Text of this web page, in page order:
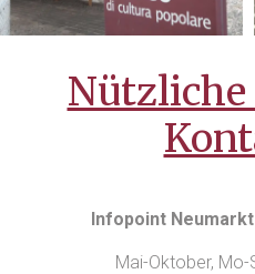
Infopoint
Mai-Oktober,